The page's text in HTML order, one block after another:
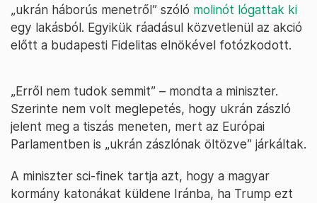
„ukrán háborús menetről” szóló molinót lógattak ki
egy lakásból. Egyikük ráadásul közvetlenül az akció
előtt a budapesti Fidelitas elnökével fotózkodott.
„Erről nem tudok semmit” – mondta a miniszter.
Szerinte nem volt meglepetés, hogy ukrán zászló
jelent meg a tiszás meneten, mert az Európai
Parlamentben is „ukrán zászlónak öltözve” járkáltak.
A miniszter sci-finek tartja azt, hogy a magyar
kormány katonákat küldene Iránba, ha Trump ezt